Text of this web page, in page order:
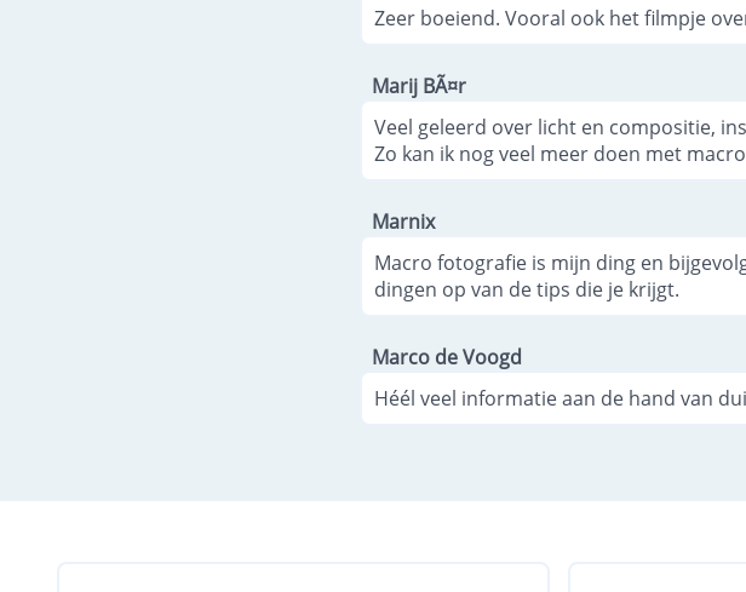
Zeer boeiend. Vooral ook het filmpje
Marij BÃ¤r
Veel geleerd over licht en compositie,
Zo kan ik nog veel meer doen met
Marnix
Macro fotografie is mijn ding en
dingen op van de tips die je krijgt.
Marco de Voogd
Héél veel informatie aan de hand van